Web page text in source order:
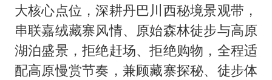
店主称换“青海拉面”招牌后生意更好
女儿为争财产堵门阻挠父亲出殡
习近平心系体育强国建设
大核心点位，深耕丹巴川西秘境景观带，
串联嘉绒藏寨风情、原始森林徒步与高原
湖泊盛景，拒绝赶场、拒绝购物，全程适
配高原慢赏节奏，兼顾藏寨探秘、徒步体